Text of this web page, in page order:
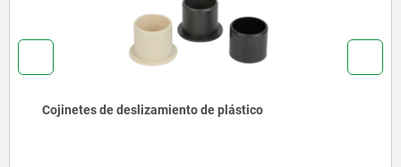
Casquillos guía de acero con collar de centrado